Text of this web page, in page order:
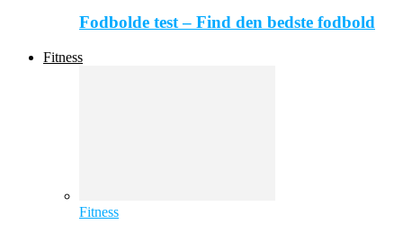
Fodbolde test – Find den bedste fodbold
Fitness
Fitness